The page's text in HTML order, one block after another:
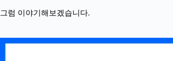
그럼 이야기해보겠습니다.